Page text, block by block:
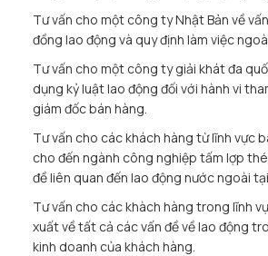
Tư vấn cho một công ty Nhật Bản về
đồng lao động và quy định làm việc
Tư vấn cho một công ty giải khát đa
dụng kỷ luật lao động đối với hành vi
giám đốc bán hàng.
Tư vấn cho các khách hàng từ lĩnh vực
cho đến ngành công nghiệp tấm lợp
đề liên quan đến lao động nước ngoài tại
Tư vấn cho các khàch hàng trong lĩnh
xuất về tất cả các vấn đề về lao động
kinh doanh của khách hàng.